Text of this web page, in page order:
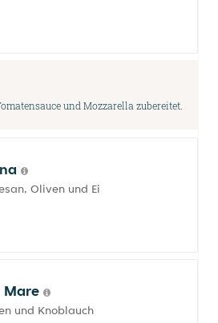
und Mozzarella zubereitet.
Oliven und Ei
Mare
und Knoblauch